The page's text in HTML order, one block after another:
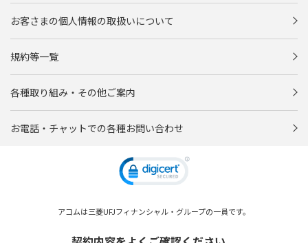
お客さまの個人情報の取扱いについて
規約等一覧
各種取り組み・その他ご案内
お電話・チャットでの各種お問い合わせ
アコムは三菱UFJフィナンシャル・グループの一員です。